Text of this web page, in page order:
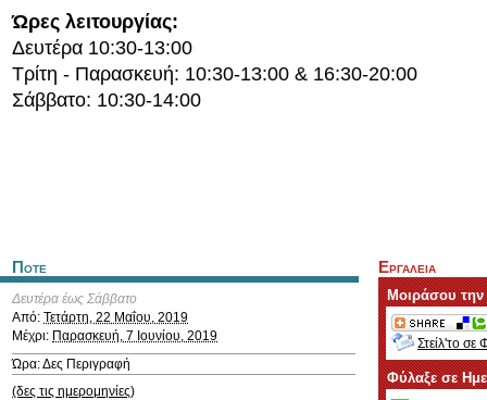
Ώρες λειτουργίας:
Δευτέρα 10:30-13:00
Τρίτη - Παρασκευή: 10:30-13:00 & 16:30-20:00
Σάββατο: 10:30-14:00
Ποτε
Δευτέρα έως Σάββατο
Από: Τετάρτη, 22 Μαΐου, 2019
Μέχρι: Παρασκευή, 7 Ιουνίου, 2019
Ώρα: Δες Περιγραφή
(δες τις ημερομηνίες)
Εργαλεια
Μοιράσου
Στείλ'το σε
Φύλαξε σε